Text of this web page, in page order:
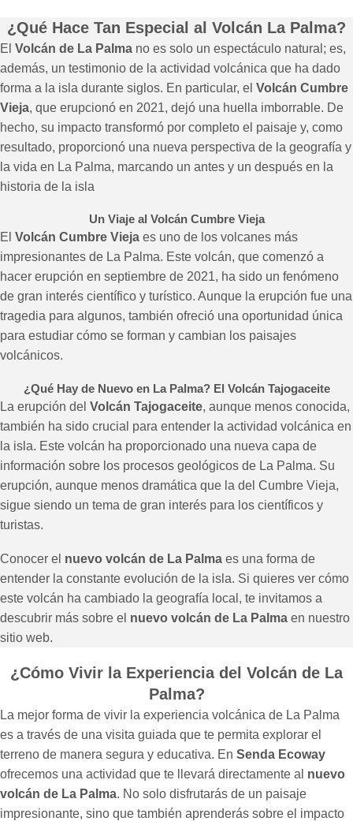
¿Qué Hace Tan Especial al Volcán La Palma?
El Volcán de La Palma no es solo un espectáculo natural; es,
además, un testimonio de la actividad volcánica que ha dado
forma a la isla durante siglos. En particular, el Volcán Cumbre
Vieja, que erupcionó en 2021, dejó una huella imborrable. De
hecho, su impacto transformó por completo el paisaje y, como
resultado, proporcionó una nueva perspectiva de la geografía y
la vida en La Palma, marcando un antes y un después en la
historia de la isla
Un Viaje al Volcán Cumbre Vieja
El Volcán Cumbre Vieja es uno de los volcanes más
impresionantes de La Palma. Este volcán, que comenzó a
hacer erupción en septiembre de 2021, ha sido un fenómeno
de gran interés científico y turístico. Aunque la erupción fue una
tragedia para algunos, también ofreció una oportunidad única
para estudiar cómo se forman y cambian los paisajes
volcánicos.
¿Qué Hay de Nuevo en La Palma? El Volcán Tajogaceite
La erupción del Volcán Tajogaceite, aunque menos conocida,
también ha sido crucial para entender la actividad volcánica en
la isla. Este volcán ha proporcionado una nueva capa de
información sobre los procesos geológicos de La Palma. Su
erupción, aunque menos dramática que la del Cumbre Vieja,
sigue siendo un tema de gran interés para los científicos y
turistas.
Conocer el nuevo volcán de La Palma es una forma de
entender la constante evolución de la isla. Si quieres ver cómo
este volcán ha cambiado la geografía local, te invitamos a
descubrir más sobre el nuevo volcán de La Palma en nuestro
sitio web.
¿Cómo Vivir la Experiencia del Volcán de La
Palma?
La mejor forma de vivir la experiencia volcánica de La Palma
es a través de una visita guiada que te permita explorar el
terreno de manera segura y educativa. En Senda Ecoway
ofrecemos una actividad que te llevará directamente al nuevo
volcán de La Palma. No solo disfrutarás de un paisaje
impresionante, sino que también aprenderás sobre el impacto